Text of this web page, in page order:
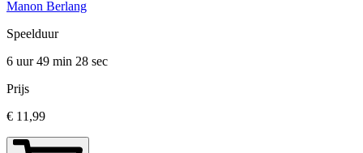
Manon Berlang
Speelduur
6 uur 49 min 28 sec
Prijs
€ 11,99